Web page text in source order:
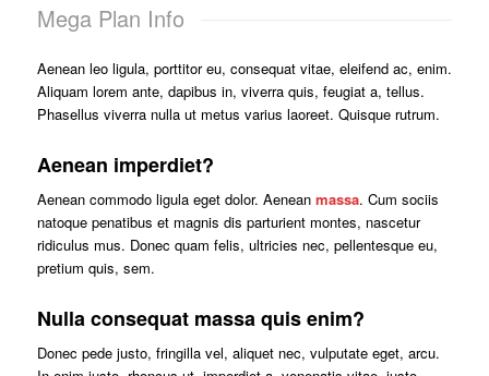
Mega Plan Info
Aenean leo ligula, porttitor eu, consequat vitae, eleifend ac, enim.
Aliquam lorem ante, dapibus in, viverra quis, feugiat a, tellus.
Phasellus viverra nulla ut metus varius laoreet. Quisque rutrum.
Aenean imperdiet?
Aenean commodo ligula eget dolor. Aenean massa. Cum sociis
natoque penatibus et magnis dis parturient montes, nascetur
ridiculus mus. Donec quam felis, ultricies nec, pellentesque eu,
pretium quis, sem.
Nulla consequat massa quis enim?
Donec pede justo, fringilla vel, aliquet nec, vulputate eget, arcu.